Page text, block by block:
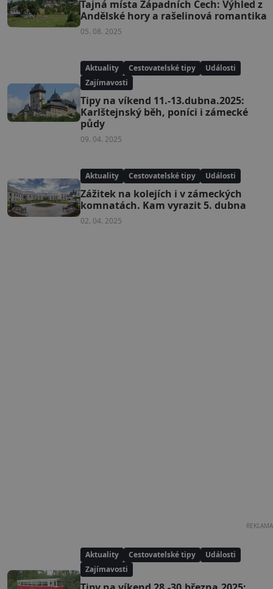
Tajná místa Západních Čech: Výhled z
Andělské hory a rašelinová romantika
05. 08. 2025
Aktuality Cestovatelské tipy
Události
Zajímavosti
Tipy na víkend 11.-13.dubna.2025:
Karlštejnský běh, poníci i zámecké
půdy
09. 04. 2025
Aktuality Cestovatelské tipy Události
Zážitek na kolejích i v zámeckých
komnatách. Kam vyrazit 5. dubna
02. 04. 2025
REKLAMA
Aktuality Cestovatelské tipy
Události
Zajímavosti